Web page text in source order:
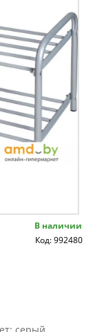
В наличии
Код: 992480